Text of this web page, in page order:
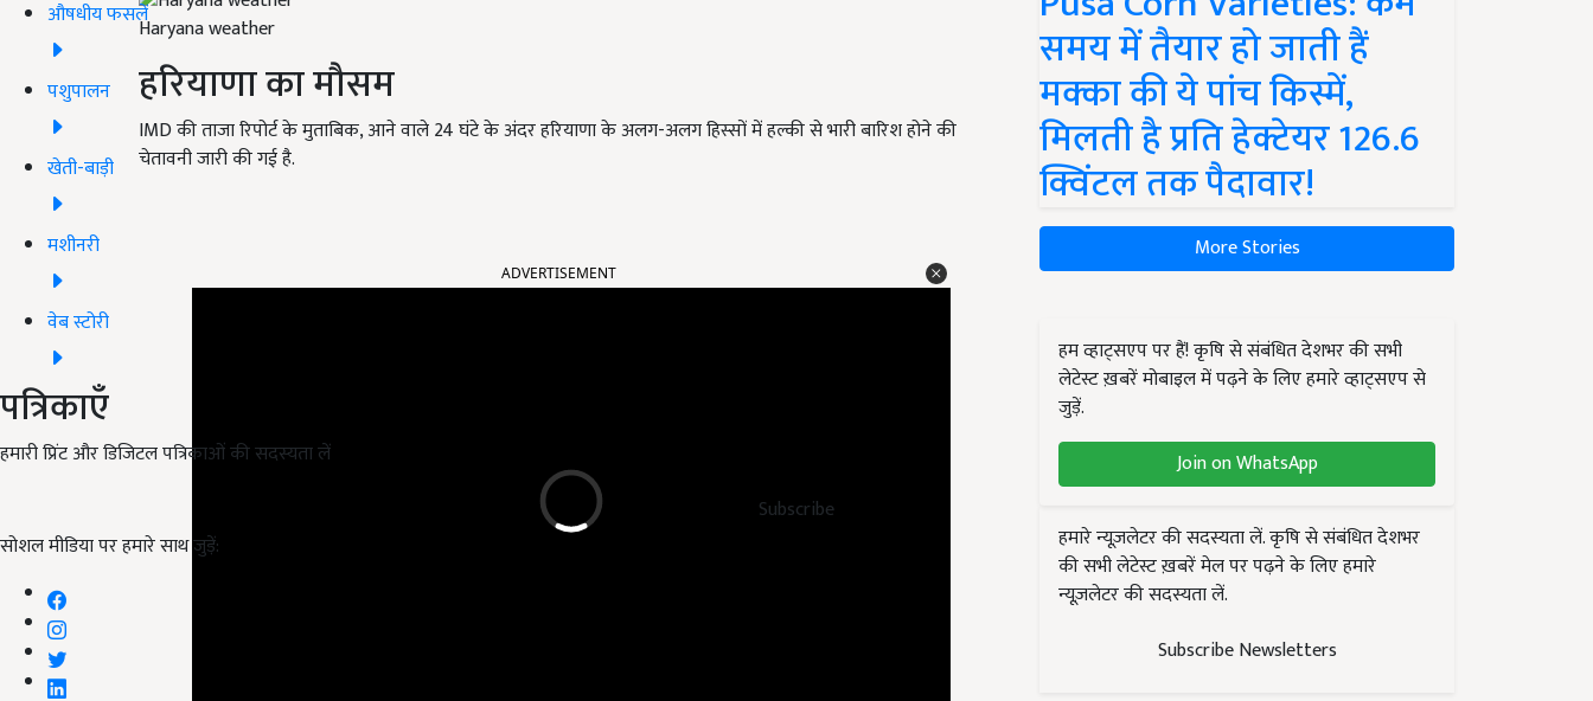
औषधीय फसलें
पशुपालन
खेती-बाड़ी
मशीनरी
वेब स्टोरी
पत्रिकाएँ
हमारी प्रिंट और डिजिटल पत्रिकाओं की सदस्यता लें
Subscribe
सोशल मीडिया पर हमारे साथ जुड़ें:
Haryana weather
हरियाणा का मौसम
IMD की ताजा रिपोर्ट के मुताबिक, आने वाले 24 घंटे के अंदर हरियाणा के अलग-अलग हिस्सों में हल्की से भारी बारिश होने की
चेतावनी जारी की गई है.
ADVERTISEMENT
समय में तैयार हो जाती हैं
मक्का की ये पांच किस्में,
मिलती है प्रति हेक्टेयर 126.6
क्विंटल तक पैदावार!
More Stories
हम व्हाट्सएप पर हैं! कृषि से संबंधित देशभर की सभी
लेटेस्ट ख़बरें मोबाइल में पढ़ने के लिए हमारे व्हाट्सएप से
जुड़ें.
Join on WhatsApp
हमारे न्यूज़लेटर की सदस्यता लें. कृषि से संबंधित देशभर
की सभी लेटेस्ट ख़बरें मेल पर पढ़ने के लिए हमारे
न्यूज़लेटर की सदस्यता लें.
Subscribe Newsletters